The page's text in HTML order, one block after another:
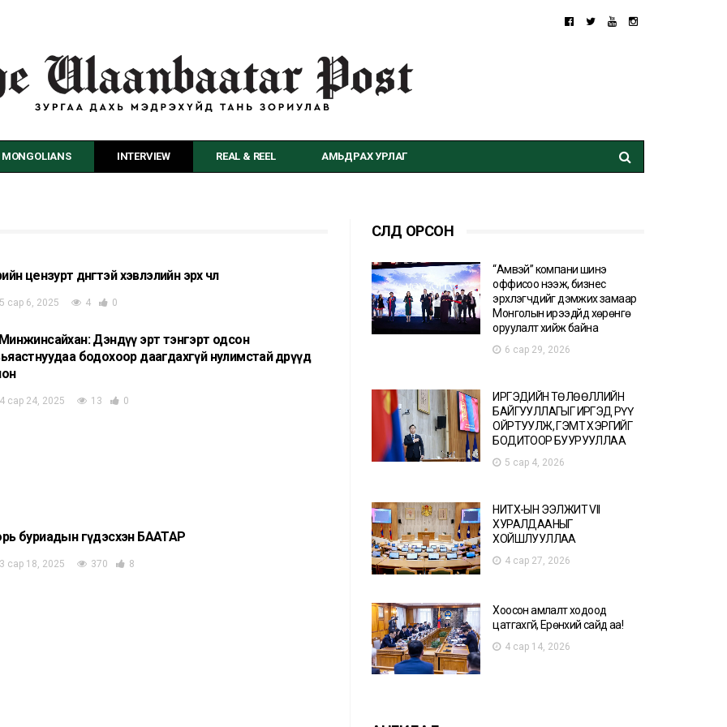
MONGOLIANS INTERVIEW REAL & REEL АМЬДРАХ УРЛАГ
цензурт дөнгөтэй хэвлэлийн эрх чөлөө
5 сар 6, 2025 4 0
Дэндүү эрт тэнгэрт одсон
бодохоор даагдахгүй нулимстай өдрүүд
4 сар 24, 2025 13 0
буриадын гүдэсхэн БААТАР
3 сар 18, 2025 370 8
СҮҮЛД ОРСОН
“Амвэй” компани шинэ
оффисоо нээж, бизнес
эрхлэгчдийг дэмжих замаар
Монголын ирээдүйд хөрөнгө
оруулалт хийж байна
6 сар 29, 2026
ИРГЭДИЙН ТӨЛӨӨЛЛИЙН
БАЙГУУЛЛАГЫГ ИРГЭД РҮҮ
ОЙРТУУЛЖ, ГЭМТ ХЭРГИЙГ
БОДИТООР БУУРУУЛЛАА
5 сар 4, 2026
НИТХ-ЫН ЭЭЛЖИТ VII
ХУРАЛДААНЫГ
ХОЙШЛУУЛЛАА
4 сар 27, 2026
Хоосон амлалт ходоод
цатгахгүй, Ерөнхий сайд аа!
4 сар 14, 2026